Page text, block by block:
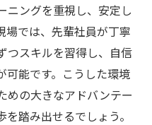
功するための心構え
た職業を選ぶ理由
業のメリット
した職場選び
の特徴
ニングを重視し、安定し
場では、先輩社員が丁寧
つスキルを習得し、自信
可能です。こうした環境
めの大きなアドバンテー
踏み出せるでしょう。